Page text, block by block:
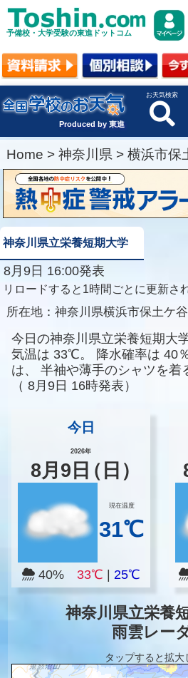
予備校・大学受験の東進ドットコム
Produced by 東進
お天気検索
Home > 神奈川県 > 横浜市保
神奈川県立栄養短期大学
8月9日 16:00発表
リロードすると1時間ごとに更新さ
所在地： 神奈川県横浜市保土ケ
今日の神奈川県立栄養短期大
気温は 33℃。 降水確率は 40
は、
半袖や薄手のシャツを着
（ 8月9日 16時発表）
今日
2026年
8月 9 日（日）
現在温度
31℃
40% 33℃ 25℃
神奈川県立栄養
雨雲レー
タップすると拡大